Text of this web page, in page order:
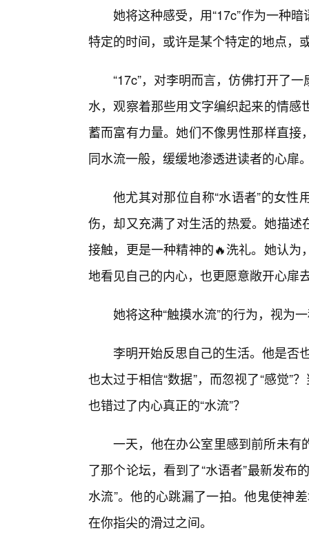
她将这种感受，用“17c”作为一种
特定的时间，或许是某个特定的地点，
“17c”，对李明而言，仿佛打开了
水，观察着那些用文字编织起来的情
蓄而富有力量。她们不像男性那样直
同水流一般，缓缓地渗透进读者的心扉
他尤其对那位自称“水语者”的女
伤，却又充满了对生活的热爱。她描
接触，更是一种精神的🔥洗礼。她认
地看见自己的内心，也更愿意敞开心扉
她将这种“触摸水流”的行为，视为
李明开始反思自己的生活。他是否
也太过于相信“数据”，而忽视了“感觉”
也错过了内心真正的“水流”？
一天，他在办公室里感到前所未有
了那个论坛，看到了“水语者”最新发布
水流”。他的心跳漏了一拍。他鬼使神
在你指尖的滑过之间。